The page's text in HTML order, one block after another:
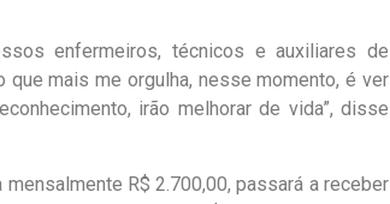
enfermeiros, técnicos e auxiliares de
mais me orgulha, nesse momento, é ver
irão melhorar de vida”, disse
R$ 2.700,00, passará a receber